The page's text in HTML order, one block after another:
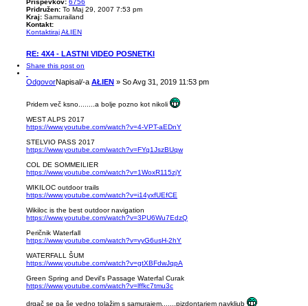
Pridružen: To Maj 29, 2007 7:53 pm
Kraj: Samurailand
Kontakt:
Kontaktiraj AŁIEN
RE: 4X4 - LASTNI VIDEO POSNETKI
Share this post on
OdgovorNapisal/-a AŁIEN » So Avg 31, 2019 11:53 pm
Pridem več ksno........a bolje pozno kot nikoli
WEST ALPS 2017
https://www.youtube.com/watch?v=4-VPT-aEDnY
STELVIO PASS 2017
https://www.youtube.com/watch?v=FYq1JszBUqw
COL DE SOMMEILIER
https://www.youtube.com/watch?v=1WoxR115zjY
WIKILOC outdoor trails
https://www.youtube.com/watch?v=i14yxfUEfCE
Wikiloc is the best outdoor navigation
https://www.youtube.com/watch?v=3PU6Wu7EdzQ
Peričnik Waterfall
https://www.youtube.com/watch?v=vyG6usH-2hY
WATERFALL ŠUM
https://www.youtube.com/watch?v=gtXBFdwJqpA
Green Spring and Devil's Passage Waterfal Curak
https://www.youtube.com/watch?v=lffkc7tmu3c
drgač se pa še vedno tolažim s samurajem.......pizdontarjem navkljub